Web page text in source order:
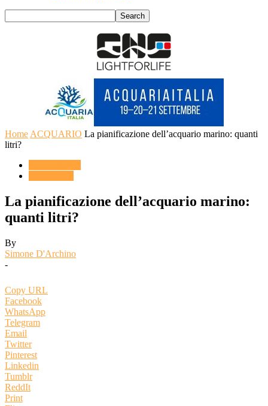
Home ACQUARIO La pianificazione dell’acquario marino: quanti
litri?
La pianificazione dell’acquario marino:
quanti litri?
By
Simone D'Archino
-
Copy URL
Facebook
WhatsApp
Telegram
Email
Twitter
Pinterest
Linkedin
Tumblr
ReddIt
Print